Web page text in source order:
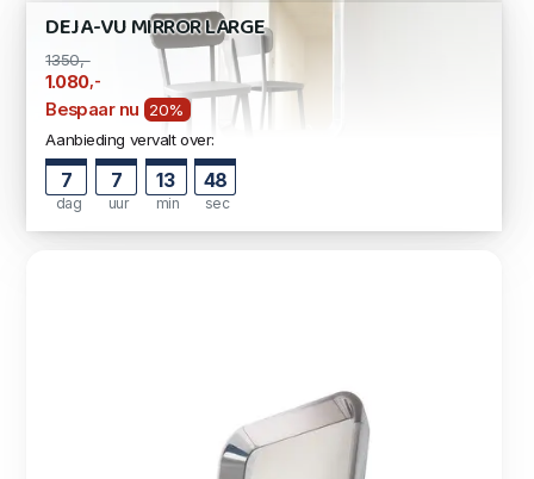
DEJA-VU MIRROR LARGE
1350,-
1.080 ,-
Bespaar nu
20%
Aanbieding vervalt over:
7
dag
7
uur
13
min
47
sec